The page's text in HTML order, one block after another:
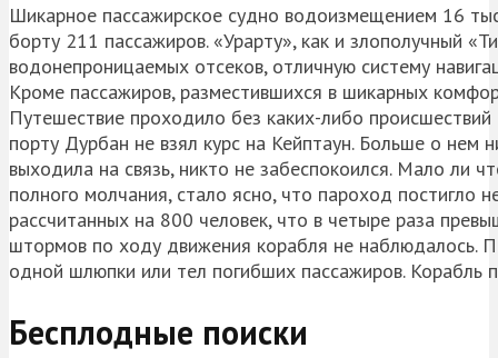
Шикарное пассажирское судно водоизмещением 16
борту 211 пассажиров. «Урарту», как и злополучный
водонепроницаемых отсеков, отличную систему
Кроме пассажиров, разместившихся в шикарных
Путешествие проходило без каких-либо
порту Дурбан не взял курс на Кейптаун. Больше о нем
выходила на связь, никто не забеспокоился. Мало ли
полного молчания, стало ясно, что пароход
рассчитанных на 800 человек, что в четыре раза
штормов по ходу движения корабля не наблюдалось.
одной шлюпки или тел погибших пассажиров. Корабль
Бесплодные поиски